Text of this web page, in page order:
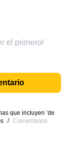
el primero!
que incluyen ’de
/ Comentarios